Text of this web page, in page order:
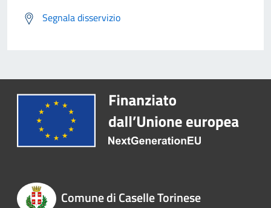
Segnala disservizio
Comune di Caselle Torinese